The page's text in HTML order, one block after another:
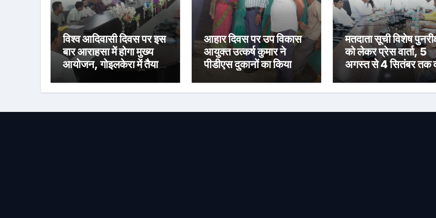
विश्व आदिवासी दिवस पर इस
बार आराहसा में होगा मुख्य
आयोजन, गोइलकेरा में तैयारी
बैठक संपन्न
आहार दिवस पर उप विकास
आयुक्त उत्कर्ष कुमार ने
पीडीएस दुकानों का किया
वितरण के दिए निर्देश
मतदाता सूची विशेष
को लेकर प्रेस वार्ता, 5
अगस्त से 4 सितंबर तक
होंगे दावा-आपत्ति